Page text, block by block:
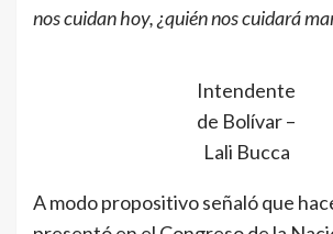
nos cuidan hoy, ¿quién nos cuidará
Intendente
de Bolívar –
Lali Bucca
A modo propositivo señaló que